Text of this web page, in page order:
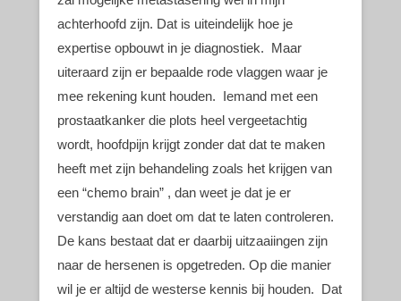
achterhoofd zijn. Dat is uiteindelijk hoe je
expertise opbouwt in je diagnostiek. Maar
uiteraard zijn er bepaalde rode vlaggen waar je
mee rekening kunt houden. Iemand met een
prostaatkanker die plots heel vergeetachtig
wordt, hoofdpijn krijgt zonder dat dat te maken
heeft met zijn behandeling zoals het krijgen van
een “chemo brain” , dan weet je dat je er
verstandig aan doet om dat te laten controleren.
De kans bestaat dat er daarbij uitzaaiingen zijn
naar de hersenen is opgetreden. Op die manier
wil je er altijd de westerse kennis bij houden. Dat